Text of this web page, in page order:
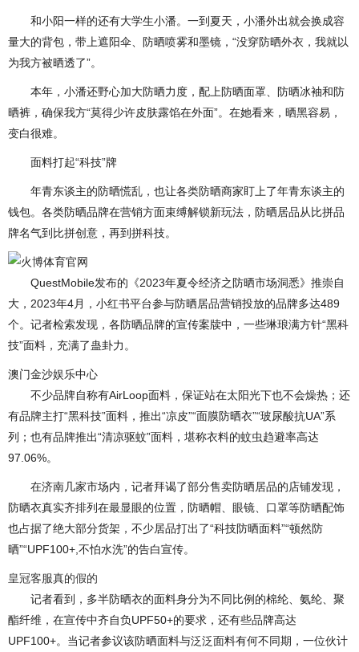
和小阳一样的还有大学生小潘。一到夏天，小潘外出就会换成容
量大的背包，带上遮阳伞、防晒喷雾和墨镜，“没穿防晒外衣，我就以
为我方被晒透了”。
本年，小潘还野心加大防晒力度，配上防晒面罩、防晒冰袖和防
晒裤，确保我方“莫得少许皮肤露馅在外面”。在她看来，晒黑容易，
变白很难。
面料打起“科技”牌
年青东谈主的防晒慌乱，也让各类防晒商家盯上了年青东谈主的
钱包。各类防晒品牌在营销方面束缚解锁新玩法，防晒居品从比拼品
牌名气到比拼创意，再到拼科技。
QuestMobile发布的《2023年夏令经济之防晒市场洞悉》推崇自
大，2023年4月，小红书平台参与防晒居品营销投放的品牌多达489
个。记者检索发现，各防晒品牌的宣传案牍中，一些琳琅满方针“黑科
技”面料，充满了蛊卦力。
澳门金沙娱乐中心
不少品牌自称有AirLoop面料，保证站在太阳光下也不会燥热；还
有品牌主打“黑科技”面料，推出“凉皮”“面膜防晒衣”“玻尿酸抗UA”系
列；也有品牌推出“清凉驱蚊”面料，堪称衣料的蚊虫趋避率高达
97.06%。
在济南几家市场内，记者拜谒了部分售卖防晒居品的店铺发现，
防晒衣真实齐排列在最显眼的位置，防晒帽、眼镜、口罩等防晒配饰
也占据了绝大部分货架，不少居品打出了“科技防晒面料”“顿然防
晒”“UPF100+,不怕水洗”的告白宣传。
皇冠客服真的假的
记者看到，多半防晒衣的面料身分为不同比例的棉纶、氨纶、聚
酯纤维，在宣传中齐自负UPF50+的要求，还有些品牌高达
UPF100+。当记者参议该防晒面料与泛泛面料有何不同期，一位伙计